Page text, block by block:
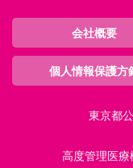
会社概要
個人情報保護方
東京都
高度管理医療